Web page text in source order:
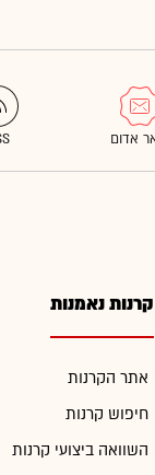
קרנות נאמנות
אתר הקרנות
חיפוש קרנות
השוואה ביצועי קרנות